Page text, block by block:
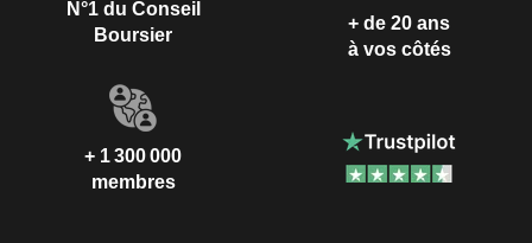
N°1 du Conseil
Boursier
+ de 20 ans
à vos côtés
+ 1 300 000
membres